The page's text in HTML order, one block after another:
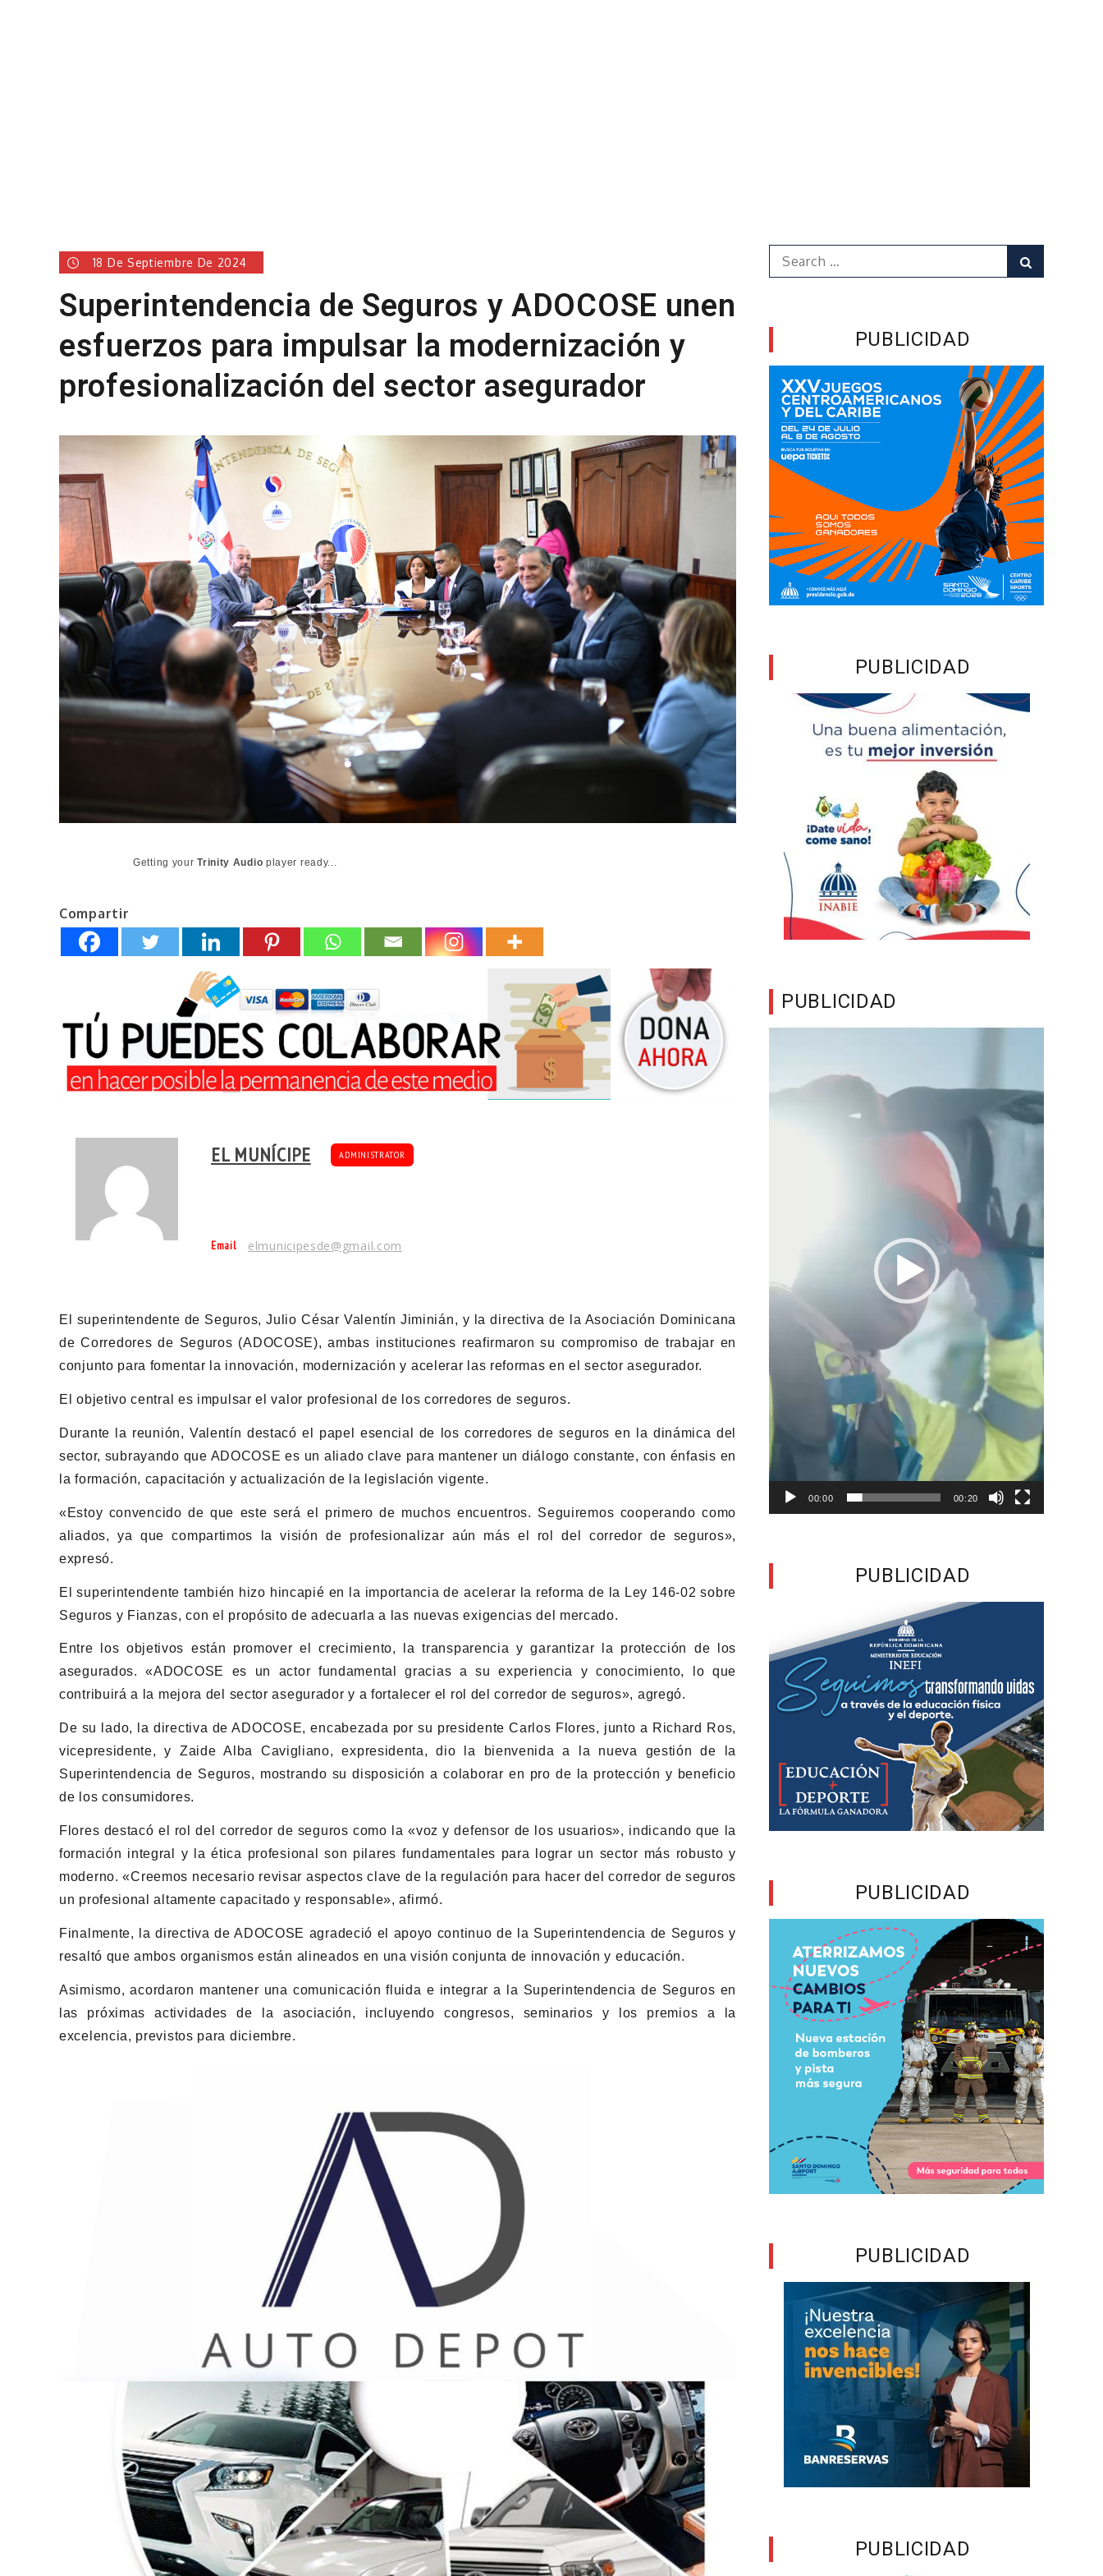
18 De Septiembre De 2024
Superintendencia de Seguros y ADOCOSE unen
esfuerzos para impulsar la modernización y
profesionalización del sector asegurador
Getting yourTrinity Audio player ready...
Compartir
EL MUNÍCIPE ADMINISTRATOR
Email elmunicipesde@gmail.com
El superintendente de Seguros, Julio César Valentín Jiminián, y la directiva de la Asociación Dominicana
de Corredores de Seguros (ADOCOSE), ambas instituciones reafirmaron su compromiso de trabajar en
conjunto para fomentar la innovación, modernización y acelerar las reformas en el sector asegurador.
El objetivo central es impulsar el valor profesional de los corredores de seguros.
Durante la reunión, Valentín destacó el papel esencial de los corredores de seguros en la dinámica del
sector, subrayando que ADOCOSE es un aliado clave para mantener un diálogo constante, con énfasis en
la formación, capacitación y actualización de la legislación vigente.
«Estoy convencido de que este será el primero de muchos encuentros. Seguiremos cooperando como
aliados, ya que compartimos la visión de profesionalizar aún más el rol del corredor de seguros»,
expresó.
El superintendente también hizo hincapié en la importancia de acelerar la reforma de la Ley 146-02 sobre
Seguros y Fianzas, con el propósito de adecuarla a las nuevas exigencias del mercado.
Entre los objetivos están promover el crecimiento, la transparencia y garantizar la protección de los
asegurados. «ADOCOSE es un actor fundamental gracias a su experiencia y conocimiento, lo que
contribuirá a la mejora del sector asegurador y a fortalecer el rol del corredor de seguros», agregó.
De su lado, la directiva de ADOCOSE, encabezada por su presidente Carlos Flores, junto a Richard Ros,
vicepresidente, y Zaide Alba Cavigliano, expresidenta, dio la bienvenida a la nueva gestión de la
Superintendencia de Seguros, mostrando su disposición a colaborar en pro de la protección y beneficio
de los consumidores.
Flores destacó el rol del corredor de seguros como la «voz y defensor de los usuarios», indicando que la
formación integral y la ética profesional son pilares fundamentales para lograr un sector más robusto y
moderno. «Creemos necesario revisar aspectos clave de la regulación para hacer del corredor de seguros
un profesional altamente capacitado y responsable», afirmó.
Finalmente, la directiva de ADOCOSE agradeció el apoyo continuo de la Superintendencia de Seguros y
resaltó que ambos organismos están alineados en una visión conjunta de innovación y educación.
Asimismo, acordaron mantener una comunicación fluida e integrar a la Superintendencia de Seguros en
las próximas actividades de la asociación, incluyendo congresos, seminarios y los premios a la
excelencia, previstos para diciembre.
Search
for:
PUBLICIDAD
PUBLICIDAD
PUBLICIDAD
00:00 00:20
PUBLICIDAD
PUBLICIDAD
PUBLICIDAD
PUBLICIDAD